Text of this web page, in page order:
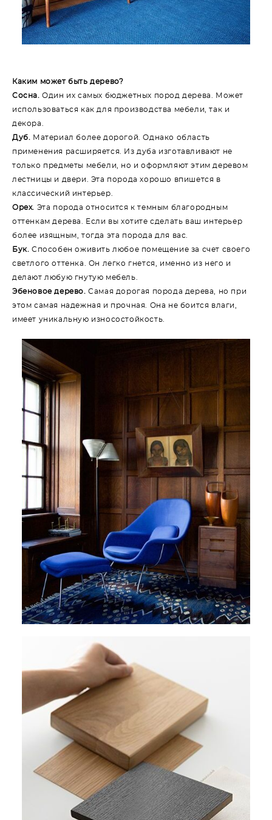
Каким может быть дерево?
Сосна.Один их самых бюджетных пород дерева. Может
использоваться как для производства мебели, так и
декора.
Дуб. Материал более дорогой. Однако область
применения расширяется. Из дуба изготавливают не
только предметы мебели, но и оформляют этим деревом
лестницы и двери. Эта порода хорошо впишется в
классический интерьер.
Орех. Эта порода относится к темным благородным
оттенкам дерева. Если вы хотите сделать ваш интерьер
более изящным, тогда эта порода для вас.
Бук. Способен оживить любое помещение за счет своего
светлого оттенка. Он легко гнется, именно из него и
делают любую гнутую мебель.
Эбеновое дерево.Самая дорогая порода дерева, но при
этом самая надежная и прочная. Она не боится влаги,
имеет уникальную износостойкость.